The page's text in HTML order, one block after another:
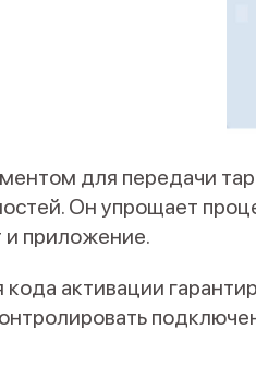
для передачи
Он упрощает
и приложение.
активации